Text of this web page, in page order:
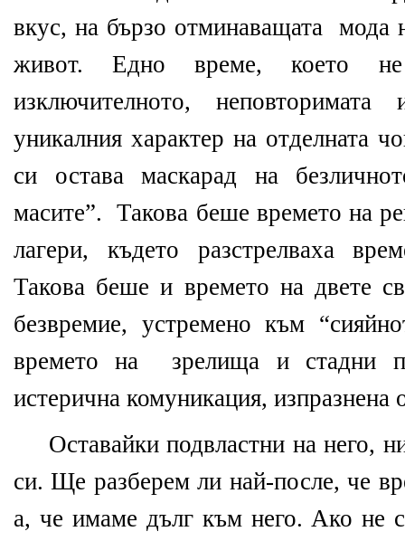
вкус, на бързо отминаващата мода
живот. Едно време, което не
изключителното, неповторимата
уникалния характер на отделната
си остава маскарад на
масите”.
Такова беше времето на
лагери, където разстрелваха
Такова беше и времето на двете
безвремие, устремено към
времето на
зрелища и стадни
истерична комуникация, изпразнена
Оставайки подвластни на него,
си. Ще разберем ли най-после, че
а, че имаме дълг към него. Ако не